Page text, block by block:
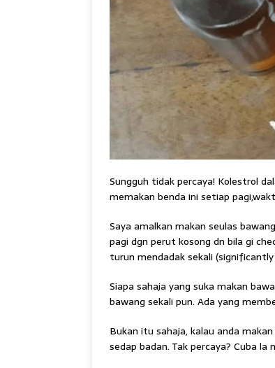
Sungguh tidak percaya! Kolestrol
memakan benda ini setiap
Saya amalkan makan seulas
pagi dgn perut kosong dn bila gi
turun mendadak sekali (significantly
Siapa sahaja yang suka makan
bawang sekali pun. Ada yang
Bukan itu sahaja, kalau anda
sedap badan. Tak percaya? Cuba la